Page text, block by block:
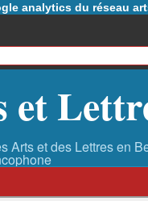
analytics du réseau
et